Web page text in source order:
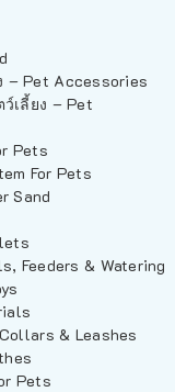
Pet Accessories
เลี้ยง – Pet
Pets
For Pets
Sand
Feeders & Watering
& Leashes
Pets